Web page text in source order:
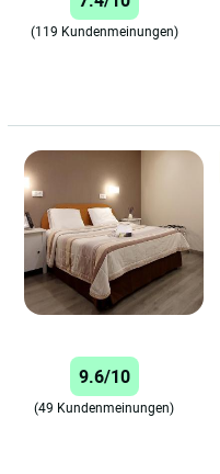
(119 Kundenmeinungen)
9.6/10
(49 Kundenmeinungen)